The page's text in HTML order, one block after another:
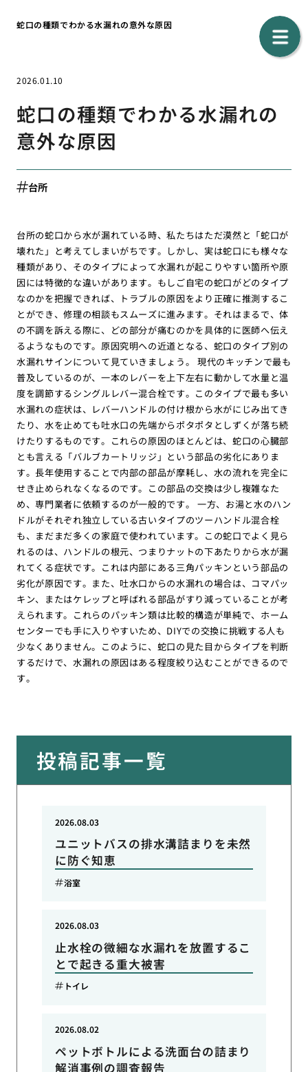
蛇口の種類でわかる水漏れの意外な原因
2026.01.10
蛇口の種類でわかる水漏れの
意外な原因
台所
台所の蛇口から水が漏れている時、私たちはただ漠然と「蛇口が
壊れた」と考えてしまいがちです。しかし、実は蛇口にも様々な
種類があり、そのタイプによって水漏れが起こりやすい箇所や原
因には特徴的な違いがあります。もしご自宅の蛇口がどのタイプ
なのかを把握できれば、トラブルの原因をより正確に推測するこ
とができ、修理の相談もスムーズに進みます。それはまるで、体
の不調を訴える際に、どの部分が痛むのかを具体的に医師へ伝え
るようなものです。原因究明への近道となる、蛇口のタイプ別の
水漏れサインについて見ていきましょう。 現代のキッチンで最も
普及しているのが、一本のレバーを上下左右に動かして水量と温
度を調節するシングルレバー混合栓です。このタイプで最も多い
水漏れの症状は、レバーハンドルの付け根から水がにじみ出てき
たり、水を止めても吐水口の先端からポタポタとしずくが落ち続
けたりするものです。これらの原因のほとんどは、蛇口の心臓部
とも言える「バルブカートリッジ」という部品の劣化にありま
す。長年使用することで内部の部品が摩耗し、水の流れを完全に
せき止められなくなるのです。この部品の交換は少し複雑なた
め、専門業者に依頼するのが一般的です。 一方、お湯と水のハン
ドルがそれぞれ独立している古いタイプのツーハンドル混合栓
も、まだまだ多くの家庭で使われています。この蛇口でよく見ら
れるのは、ハンドルの根元、つまりナットの下あたりから水が漏
れてくる症状です。これは内部にある三角パッキンという部品の
劣化が原因です。また、吐水口からの水漏れの場合は、コマパッ
キン、またはケレップと呼ばれる部品がすり減っていることが考
えられます。これらのパッキン類は比較的構造が単純で、ホーム
センターでも手に入りやすいため、DIYでの交換に挑戦する人も
少なくありません。このように、蛇口の見た目からタイプを判断
するだけで、水漏れの原因はある程度絞り込むことができるので
す。
投稿記事一覧
ユニットバスの排水溝詰まりを未然
に防ぐ知恵
2026.08.03
浴室
止水栓の微細な水漏れを放置するこ
とで起きる重大被害
2026.08.03
トイレ
ペットボトルによる洗面台の詰まり
解消事例の調査報告
2026.08.02